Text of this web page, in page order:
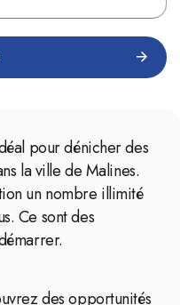
pour dénicher des
la ville de Malines.
un nombre illimité
Ce sont des
des opportunités